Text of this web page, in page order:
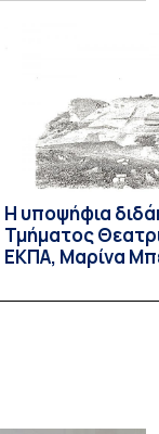
που αποτελεί
συμμετείχε
Η υποψήφια
Τμήματος
ΕΚΠΑ, Μαρίνα
Επισκέπτρια